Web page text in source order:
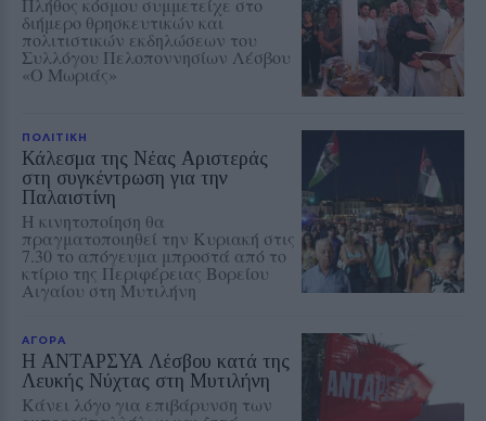
Πλήθος κόσμου συμμετείχε στο
διήμερο θρησκευτικών και
πολιτιστικών εκδηλώσεων του
Συλλόγου Πελοποννησίων Λέσβου
«Ο Μωριάς»
ΠΟΛΙΤΙΚΗ
Κάλεσμα της Νέας Αριστεράς
στη συγκέντρωση για την
Παλαιστίνη
Η κινητοποίηση θα
πραγματοποιηθεί την Κυριακή στις
7.30 το απόγευμα μπροστά από το
κτίριο της Περιφέρειας Βορείου
Αιγαίου στη Μυτιλήνη
ΑΓΟΡΑ
Η ΑΝΤΑΡΣΥΑ Λέσβου κατά της
Λευκής Νύχτας στη Μυτιλήνη
Κάνει λόγο για επιβάρυνση των